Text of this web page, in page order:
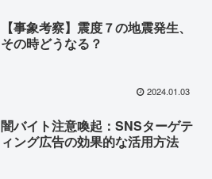
【事象考察】震度７の地震発生、
その時どうなる？
2024.01.03
闇バイト注意喚起：SNSターゲテ
ィング広告の効果的な活用方法